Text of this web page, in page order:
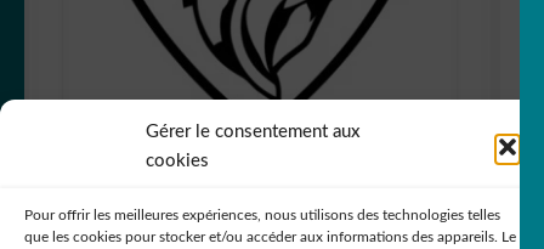
Gérer le consentement aux
cookies
Pour offrir les meilleures expériences, nous utilisons des technologies telles
que les cookies pour stocker et/ou accéder aux informations des appareils. Le
+63 COULEURS